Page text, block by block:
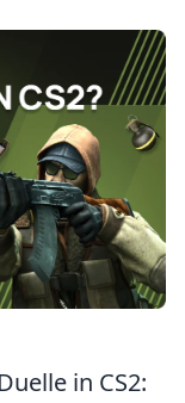
in CS2: